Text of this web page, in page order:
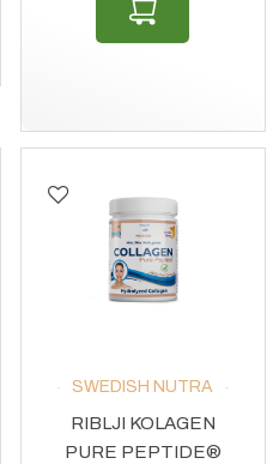
SWEDISH NUTRA
RIBLJI KOLAGEN
PURE PEPTIDE®